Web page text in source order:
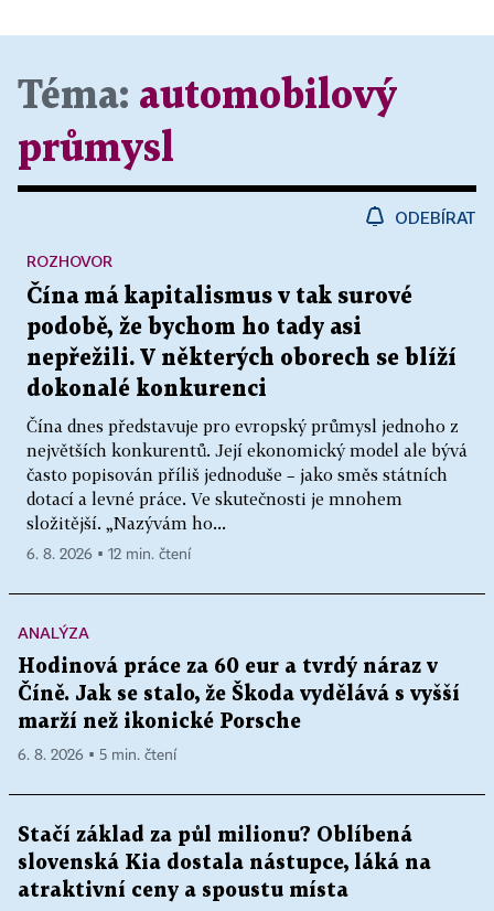
Téma: automobilový
průmysl
ODEBÍRAT
Čína má kapitalismus v tak surové
podobě, že bychom ho tady asi
nepřežili. V některých oborech se blíží
dokonalé konkurenci
Čína dnes představuje pro evropský průmysl jednoho z
největších konkurentů. Její ekonomický model ale bývá
často popisován příliš jednoduše – jako směs státních
dotací a levné práce. Ve skutečnosti je mnohem
složitější. „Nazývám ho...
ROZHOVOR
6. 8. 2026 ▪ 12 min. čtení
ANALÝZA
Hodinová práce za 60 eur a tvrdý náraz v
Číně. Jak se stalo, že Škoda vydělává s vyšší
marží než ikonické Porsche
6. 8. 2026 ▪ 5 min. čtení
Stačí základ za půl milionu? Oblíbená
slovenská Kia dostala nástupce, láká na
atraktivní ceny a spoustu místa